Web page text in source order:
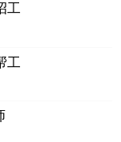
工
工